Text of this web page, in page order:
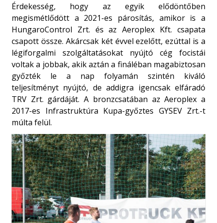
Érdekesség, hogy az egyik elődöntőben
megismétlődött a 2021-es párosítás, amikor is a
HungaroControl Zrt. és az Aeroplex Kft. csapata
csapott össze. Akárcsak két évvel ezelőtt, ezúttal is a
légiforgalmi szolgáltatásokat nyújtó cég focistái
voltak a jobbak, akik aztán a fináléban magabiztosan
győzték le a nap folyamán szintén kiváló
teljesítményt nyújtó, de addigra igencsak elfáradó
TRV Zrt. gárdáját. A bronzcsatában az Aeroplex a
2017-es Infrastruktúra Kupa-győztes GYSEV Zrt.-t
múlta felül.